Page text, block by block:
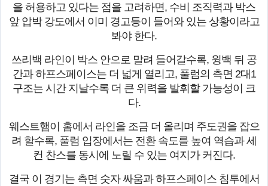
을 허용하고 있다는 점을 고려하면, 수비 조직력과 박스
앞 압박 강도에서 이미 경고등이 들어와 있는 상황이라고
봐야 한다.
쓰리백 라인이 박스 안으로 말려 들어갈수록, 윙백 뒤 공
간과 하프스페이스는 더 넓게 열리고, 풀럼의 측면 2대1
구조는 시간 지날수록 더 큰 위력을 발휘할 가능성이 크
다.
웨스트햄이 홈에서 라인을 조금 더 올리며 주도권을 잡으
려 할수록, 풀럼 입장에서는 전환 속도를 높여 역습과 세
컨 찬스를 동시에 노릴 수 있는 여지가 커진다.
결국 이 경기는 측면 숫자 싸움과 하프스페이스 침투에서